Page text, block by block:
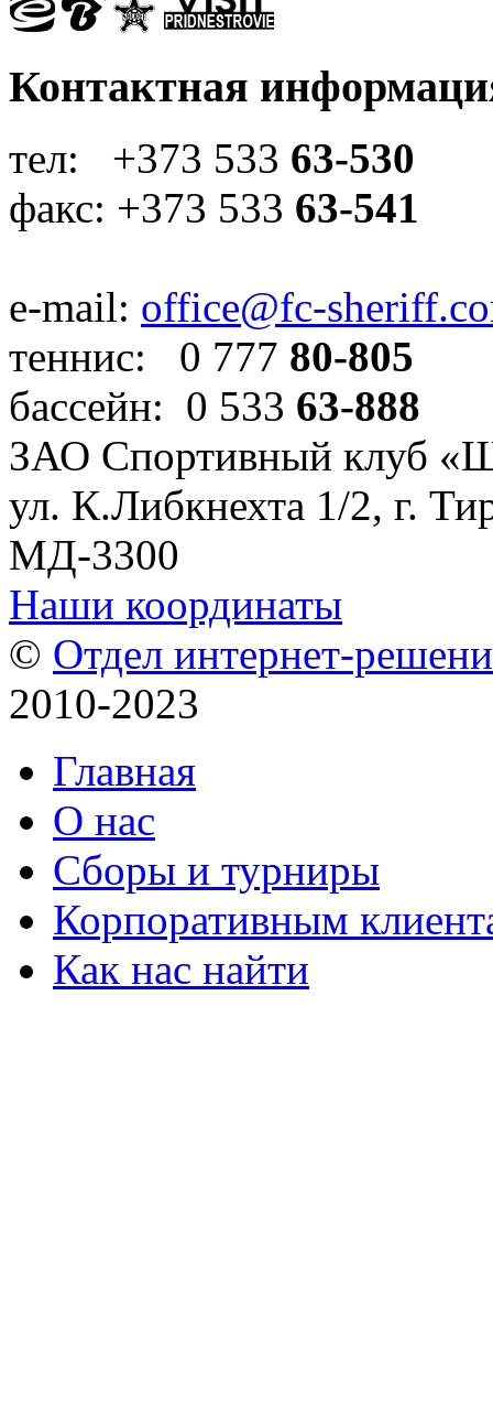
Контактная
тел: +373 533 63-530
факс: +373 533 63-541
e-mail: office@fc-
теннис: 0 777 80-805
бассейн: 0 533 63-888
ЗАО Спортивный клуб
ул. К.Либкнехта 1/2, г.
МД-3300
Наши координаты
© Отдел интернет-
2010-2023
Главная
О нас
Сборы и турниры
Корпоративным
Как нас найти